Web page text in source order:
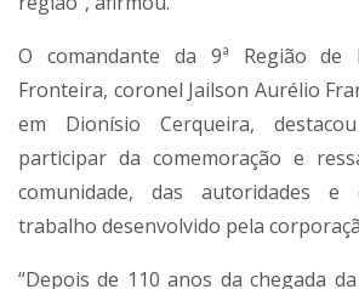
O comandante da 9ª Região de
Fronteira, coronel Jailson Aurélio
em Dionísio Cerqueira,
participar da comemoração e
comunidade, das autoridades
trabalho desenvolvido pela
“Depois de 110 anos da chegada